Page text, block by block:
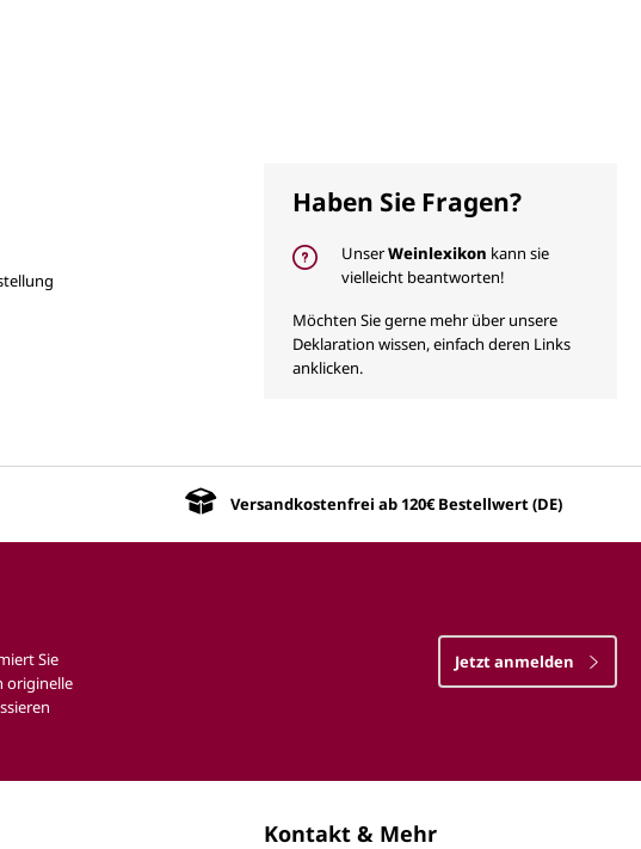
Haben Sie Fragen?
UnserWeinlexikon kann sie
vielleicht beantworten!
Möchten Sie gerne mehr über unsere
Deklaration wissen, einfach deren Links
anklicken.
Versandkostenfrei ab 120€ Bestellwert (DE)
Sie
originelle
Jetzt anmelden
Kontakt & Mehr